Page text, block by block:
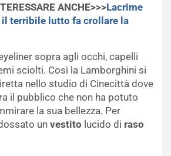
ANCHE>>>Lacrime
il terribile lutto fa crollare la
sopra agli occhi, capelli
sciolti. Così la Lamborghini si
nello studio di Cinecittà dove
il pubblico che non ha potuto
la sua bellezza. Per
un vestito lucido di raso